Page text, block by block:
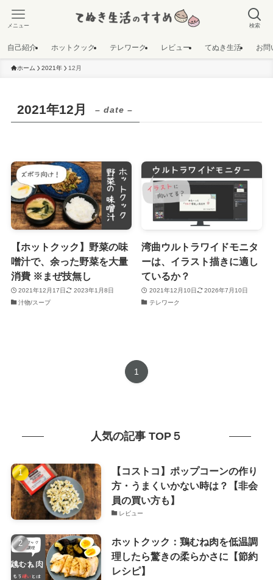
検索
メニュー
自己紹介 ホットクック テレワーク レビュー てぬき生活 お問
ホーム 2021年 12月
2021年12月 – date –
【ホットクック】野菜の味
噌汁で、余った野菜を大量
消費 ※まぜ技無し
2021年12月17日
2023年1月8日
汁物/スープ
湾曲ウルトラワイドモニタ
ーは、イラスト描きに適し
ているか？
2021年12月10日
2026年7月10日
テレワーク
1
人気の記事 TOP５
【コストコ】ポップコーンの作り
方・うまくいかない時は？【非会
員の買い方も】
レビュー
ホットクック：鶏むね肉を低温調
理したら驚きの柔らかさに【節約
レシピ】